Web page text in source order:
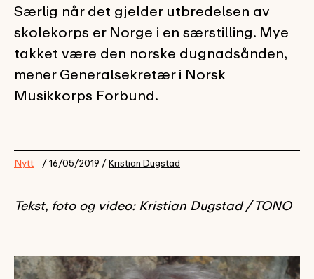
Særlig når det gjelder utbredelsen av
skolekorps er Norge i en særstilling. Mye
takket være den norske dugnadsånden,
mener Generalsekretær i Norsk
Musikkorps Forbund.
Nytt / 16/05/2019 /Kristian Dugstad
Tekst, foto og video: Kristian Dugstad / TONO